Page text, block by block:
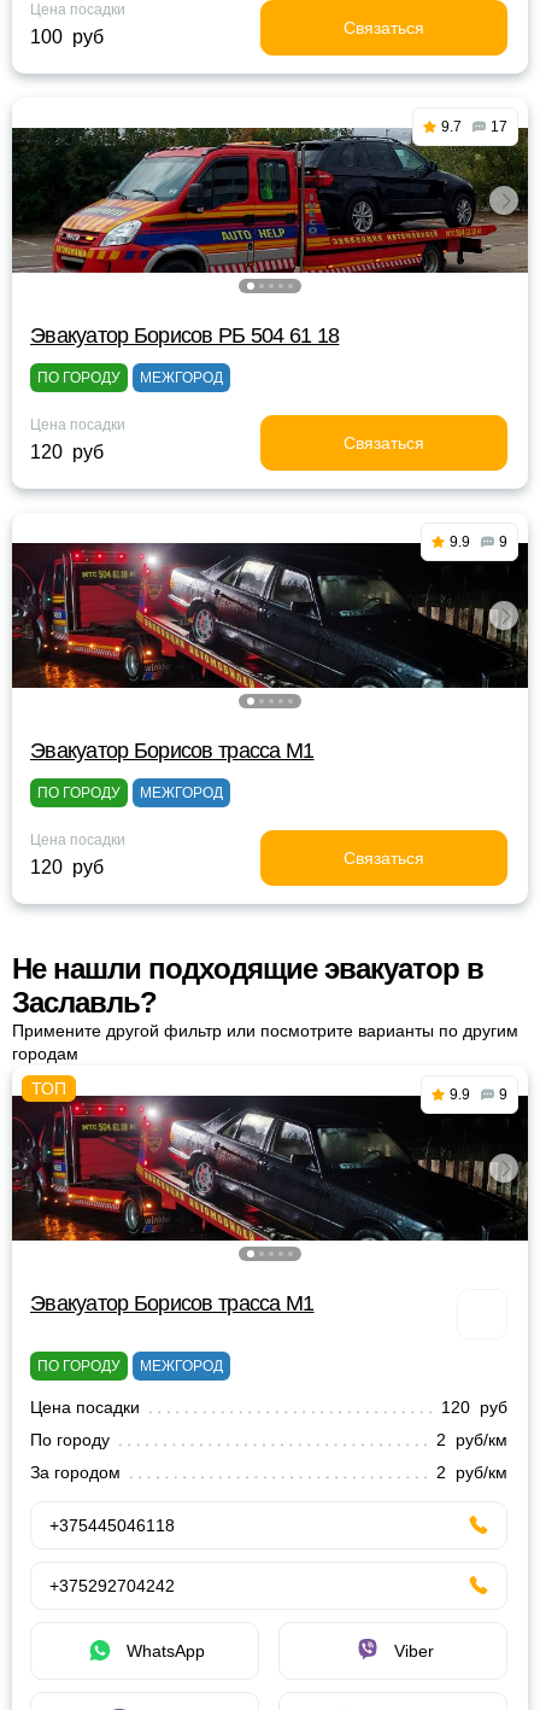
Цена посадки
100 руб Связаться
9.7 17
Эвакуатор Борисов РБ 504 61 18
ПО ГОРОДУ МЕЖГОРОД
Цена посадки
120 руб Связаться
9.9 9
Эвакуатор Борисов трасса М1
ПО ГОРОДУ МЕЖГОРОД
Цена посадки
120 руб Связаться
Не нашли подходящие эвакуатор в
Заславль?
Примените другой фильтр или посмотрите варианты по другим
городам
9.9 9
Эвакуатор Борисов трасса М1
ПО ГОРОДУ МЕЖГОРОД
Цена посадки
120 руб
По городу
2 руб/км
За городом
2 руб/км
+375445046118
+375292704242
WhatsApp Viber